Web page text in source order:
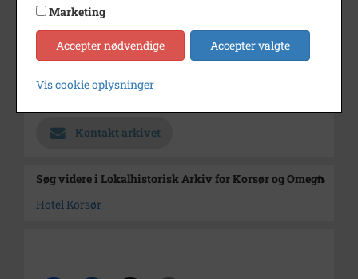
Type
Enhed
Sankt Pauls Sogn (Slagelse
Kommune) (1000-2050)
Arkiv
Kontakt arkivet
Søg videre i Lokalhistorisk Arkiv for Korsør og Omegn
Hotel Korsør
Marketing
Accepter nødvendige Accepter valgte
Vis cookie oplysninger